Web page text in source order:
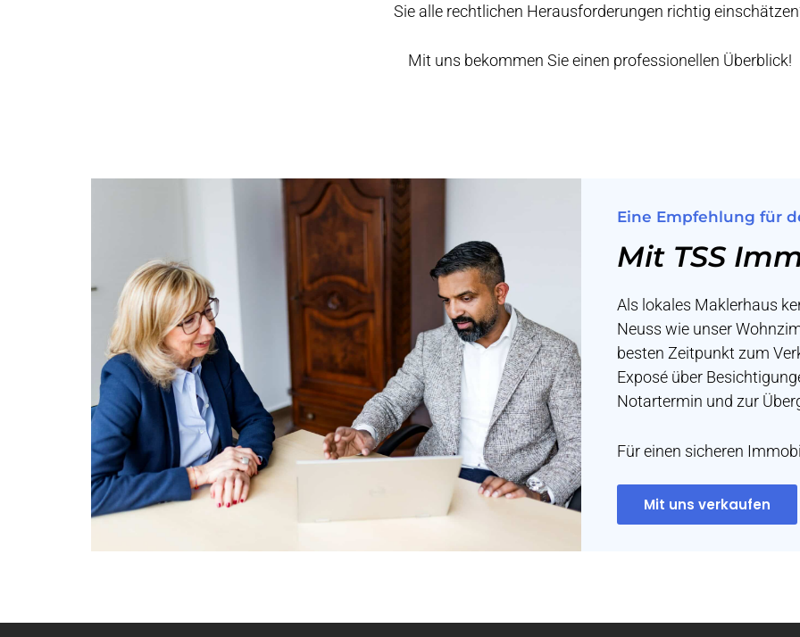
Sie alle rechtlichen Herausforderungen richtig
Mit uns bekommen Sie einen professionellen Überblick!
Eine Empfehlung für
Mit TSS
Als lokales Maklerhaus
Neuss wie unser
besten Zeitpunkt zum
Exposé über
Notartermin und zur
Für einen sicheren
Mit uns verkaufen